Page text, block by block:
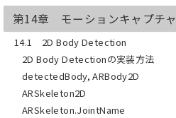
第14章 モーションキャプチャ
14.1 2D Body Detection
2D Body Detectionの実装方法
detectedBody, ARBody2D
ARSkeleton2D
ARSkeleton.JointName